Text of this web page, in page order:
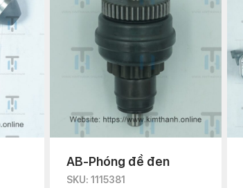
AB-Phóng đề đen
SKU: 1115381